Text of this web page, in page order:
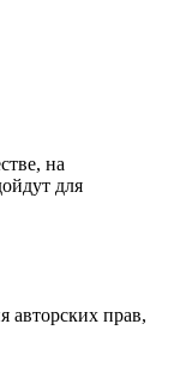
на
для
авторских прав,